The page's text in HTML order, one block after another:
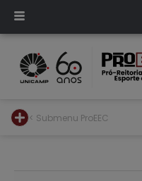
< Submenu ProEEC